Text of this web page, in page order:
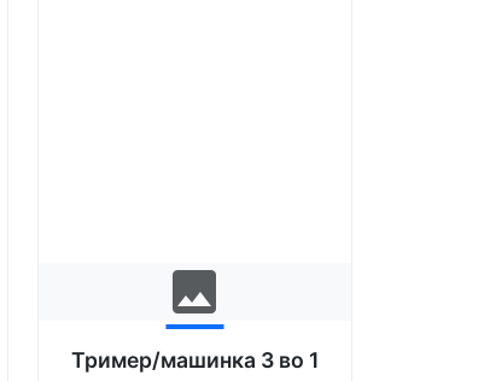
image
Тример/машинка 3 во 1